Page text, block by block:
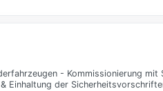
- Kommissionierung mit
Einhaltung der